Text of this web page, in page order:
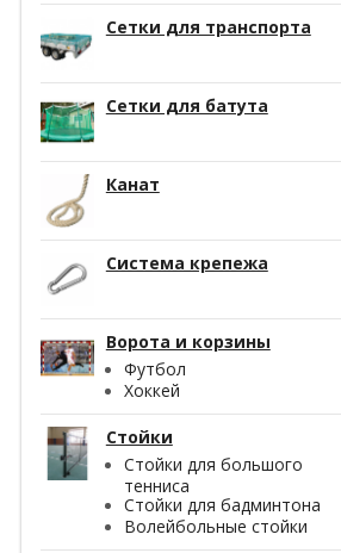
Сетки для транспорта
Сетки для батута
Канат
Система крепежа
Ворота и корзины
Футбол
Хоккей
Стойки
Стойки для большого
тенниса
Стойки для бадминтона
Волейбольные стойки